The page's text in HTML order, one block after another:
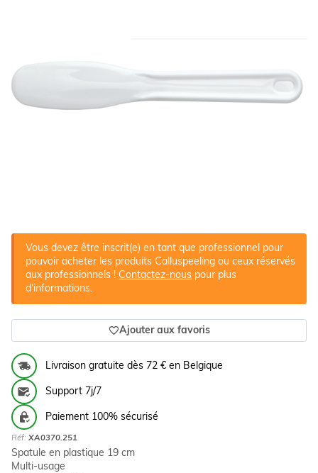
Vous devez être inscrit(e) en tant que professionnel pour
pouvoir acheter les produits Calluspeeling ou ceux réservés
aux professionnels ! Contactez-nous pour plus
d'informations.
Ajouter aux favoris
Livraison gratuite dès 72 € en Belgique
Support 7j/7
Paiement 100% sécurisé
Réf: XA0370.251
Spatule en plastique 19 cm
Multi-usage